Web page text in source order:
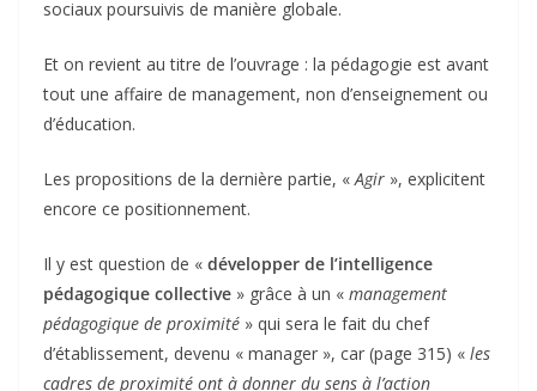
sociaux poursuivis de manière globale.
Et on revient au titre de l’ouvrage : la pédagogie est avant
tout une affaire de management, non d’enseignement ou
d’éducation.
Les propositions de la dernière partie, «Agir », explicitent
encore ce positionnement.
Il y est question de « développer de l’intelligence
pédagogique collective » grâce à un « management
pédagogique de proximité » qui sera le fait du chef
d’établissement, devenu « manager », car (page 315) « les
cadres de proximité ont à donner du sens à l’action